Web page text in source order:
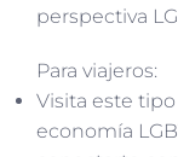
perspectiva
Para viajeros:
Visita este
economía